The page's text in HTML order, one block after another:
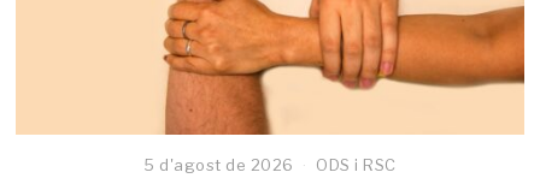
5 d'agost de 2026
2
ODS i RSC